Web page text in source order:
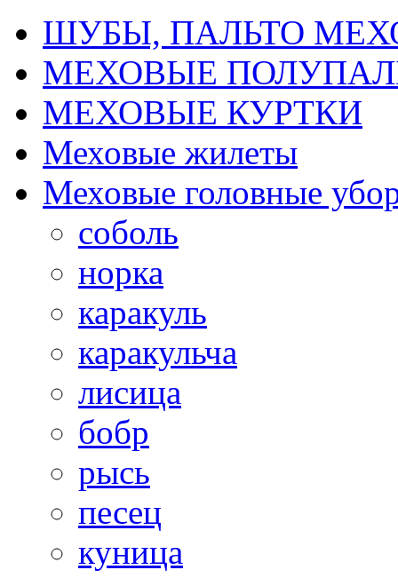
ШУБЫ, ПАЛЬТО
МЕХОВЫЕ
МЕХОВЫЕ КУРТКИ
Меховые жилеты
Меховые головные
соболь
норка
каракуль
каракульча
лисица
бобр
рысь
песец
куница